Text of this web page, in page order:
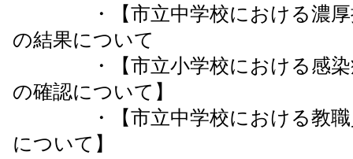
・【市立中学校における濃厚接
の結果について
・【市立小学校における感染症
の確認について】
・【市立中学校における教職員
について】